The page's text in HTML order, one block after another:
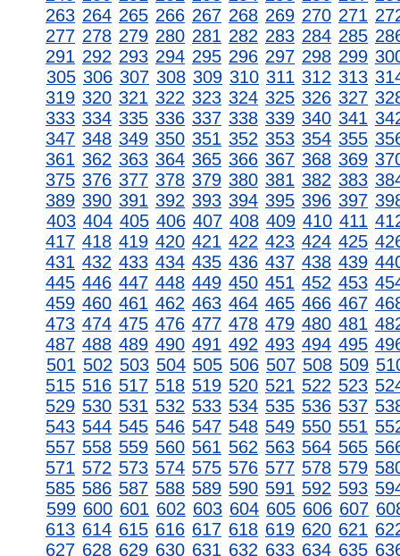
263 264 265 266 267 268 269 270 271
277 278 279 280 281 282 283 284 285
291 292 293 294 295 296 297 298 299
305 306 307 308 309 310 311 312 313
319 320 321 322 323 324 325 326 327
333 334 335 336 337 338 339 340 341
347 348 349 350 351 352 353 354 355
361 362 363 364 365 366 367 368 369
375 376 377 378 379 380 381 382 383
389 390 391 392 393 394 395 396 397
403 404 405 406 407 408 409 410 411
417 418 419 420 421 422 423 424 425
431 432 433 434 435 436 437 438 439
445 446 447 448 449 450 451 452 453
459 460 461 462 463 464 465 466 467
473 474 475 476 477 478 479 480 481
487 488 489 490 491 492 493 494 495
501 502 503 504 505 506 507 508 509
515 516 517 518 519 520 521 522 523
529 530 531 532 533 534 535 536 537
543 544 545 546 547 548 549 550 551
557 558 559 560 561 562 563 564 565
571 572 573 574 575 576 577 578 579
585 586 587 588 589 590 591 592 593
599 600 601 602 603 604 605 606 607
613 614 615 616 617 618 619 620 621
627 628 629 630 631 632 633 634 635